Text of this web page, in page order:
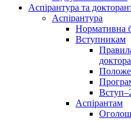
Аспірантура та
Аспірантура
Нормативна
Вступникам
Аспірантам